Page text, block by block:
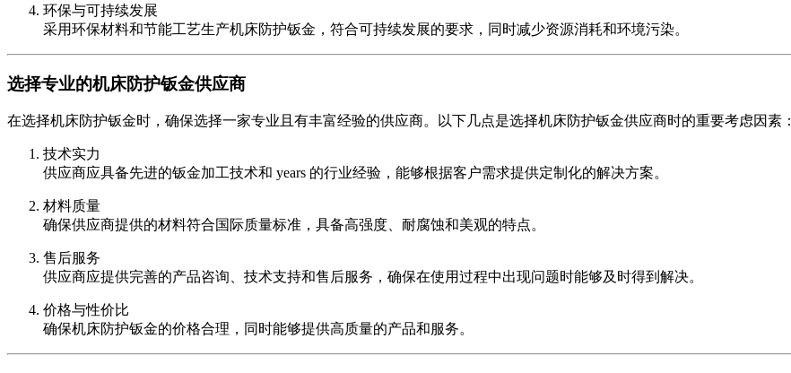
环保与可持续发展
采用环保材料和节能工艺生产机床防护钣金，符合可持续发展的要求，同时减少资源消耗和环境污染。
选择专业的机床防护钣金供应商
在选择机床防护钣金时，确保选择一家专业且有丰富经验的供应商。以下几点是选择机床防护钣金供应商时的重要考虑因素：
技术实力
供应商应具备先进的钣金加工技术和 years 的行业经验，能够根据客户需求提供定制化的解决方案。
材料质量
确保供应商提供的材料符合国际质量标准，具备高强度、耐腐蚀和美观的特点。
售后服务
供应商应提供完善的产品咨询、技术支持和售后服务，确保在使用过程中出现问题时能够及时得到解决。
价格与性价比
确保机床防护钣金的价格合理，同时能够提供高质量的产品和服务。